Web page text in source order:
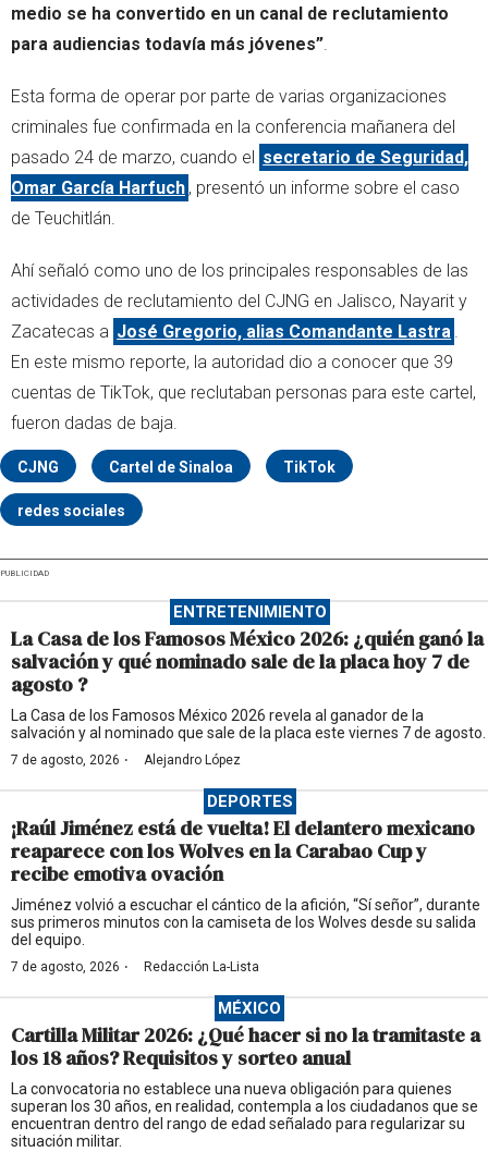
medio se ha convertido en un canal de reclutamiento
para audiencias todavía más jóvenes”.
Esta forma de operar por parte de varias organizaciones
criminales fue confirmada en la conferencia mañanera del
pasado 24 de marzo, cuando el
secretario de Seguridad,
Omar García Harfuch , presentó un informe sobre el caso
de Teuchitlán.
Ahí señaló como uno de los principales responsables de las
actividades de reclutamiento del CJNG en Jalisco, Nayarit y
Zacatecas a José Gregorio, alias Comandante Lastra .
En este mismo reporte, la autoridad dio a conocer que 39
cuentas de TikTok, que reclutaban personas para este cartel,
fueron dadas de baja.
CJNG Cartel de Sinaloa TikTok
redes sociales
PUBLICIDAD
ENTRETENIMIENTO
La Casa de los Famosos México 2026: ¿quién ganó la
salvación y qué nominado sale de la placa hoy 7 de
agosto ?
La Casa de los Famosos México 2026 revela al ganador de la
salvación y al nominado que sale de la placa este viernes 7 de agosto.
7 de agosto, 2026 · Alejandro López
DEPORTES
¡Raúl Jiménez está de vuelta! El delantero mexicano
reaparece con los Wolves en la Carabao Cup y
recibe emotiva ovación
Jiménez volvió a escuchar el cántico de la afición, “Sí señor”, durante
sus primeros minutos con la camiseta de los Wolves desde su salida
del equipo.
7 de agosto, 2026 · Redacción La-Lista
MÉXICO
Cartilla Militar 2026: ¿Qué hacer si no la tramitaste a
los 18 años? Requisitos y sorteo anual
La convocatoria no establece una nueva obligación para quienes
superan los 30 años, en realidad, contempla a los ciudadanos que se
encuentran dentro del rango de edad señalado para regularizar su
situación militar.